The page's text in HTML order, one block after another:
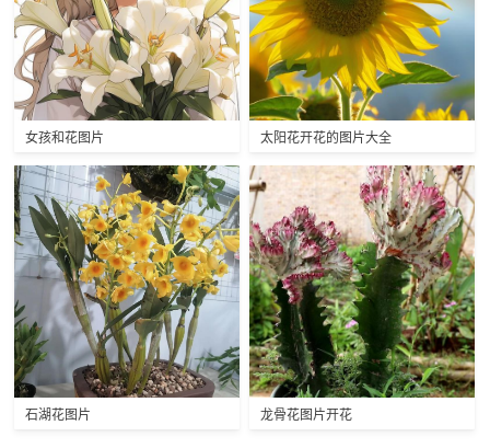
女孩和花图片 太阳花开花的图片大全
石湖花图片 龙骨花图片开花